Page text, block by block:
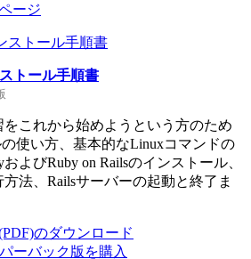
ージ
トール手順書
をこれから始めようという方のため
使い方、基本的なLinuxコマンドの
よびRuby on Railsのインストール、
法、Railsサーバーの起動と終了ま
のダウンロード
ーバック版を購入